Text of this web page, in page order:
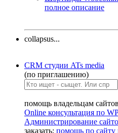
полное описание
collapsus...
CRM студии ATs media
(по приглашению)
помощь владельцам
Online консультация по
Администрирование
заказать: помощь по сайту